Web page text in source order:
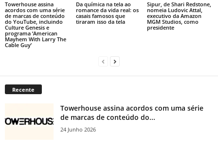
Towerhouse assina
acordos com uma série
de marcas de conteúdo
do YouTube, incluindo
Culture Genesis e
programa ‘American
Mayhem With Larry The
Cable Guy’
Da química na tela ao
romance da vida real: os
casais famosos que
tiraram isso da tela
Sipur, de Shari Redstone,
nomeia Ludovic Attal,
executivo da Amazon
MGM Studios, como
presidente
Recente
Towerhouse assina acordos com uma série
de marcas de conteúdo do...
24 Junho 2026